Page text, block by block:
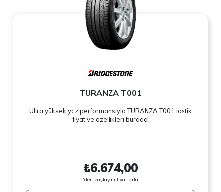
TURANZA T001
Ultra yüksek yaz performansıyla TURANZA T001 lastik
fiyat ve özellikleri burada!
₺6.674,00
'den başlayan fiyatlarla